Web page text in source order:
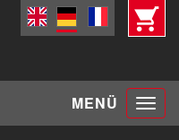
MENÜ Toggle